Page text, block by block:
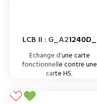
LCB II : G_A21240D_
Echange d'une carte
fonctionnelle contre une
carte HS.